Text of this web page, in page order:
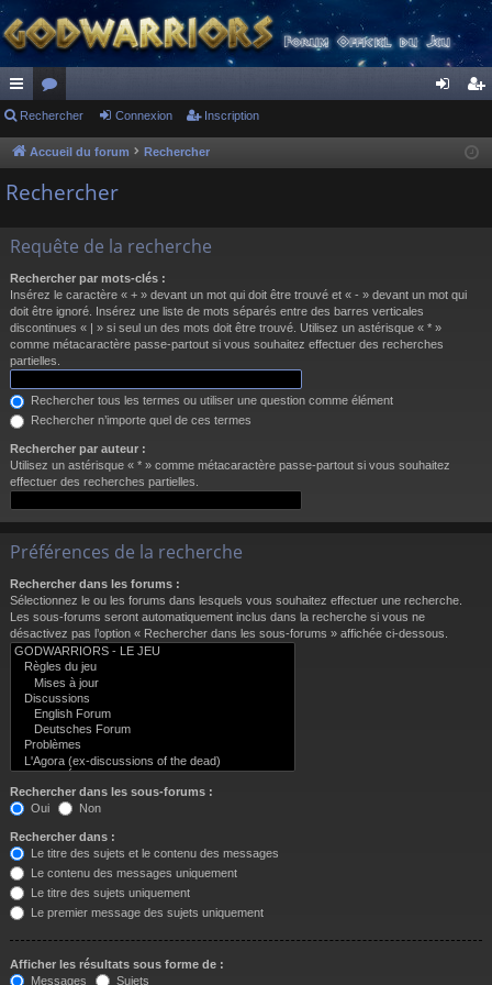
ac
co
ur
s
or
u
m
cri
Rechercher Connexion Inscription
Accueil du forum Rechercher
Rechercher
Requête de la recherche
Rechercher par mots-clés :
Insérez le caractère « + » devant un mot qui doit être trouvé et « - » devant un mot qui
doit être ignoré. Insérez une liste de mots séparés entre des barres verticales
discontinues « | » si seul un des mots doit être trouvé. Utilisez un astérisque « * »
comme métacaractère passe-partout si vous souhaitez effectuer des recherches
partielles.
Rechercher tous les termes ou utiliser une question comme élément
Rechercher n’importe quel de ces termes
Rechercher par auteur :
Utilisez un astérisque « * » comme métacaractère passe-partout si vous souhaitez
effectuer des recherches partielles.
Préférences de la recherche
Rechercher dans les forums :
Sélectionnez le ou les forums dans lesquels vous souhaitez effectuer une recherche.
Les sous-forums seront automatiquement inclus dans la recherche si vous ne
désactivez pas l’option « Rechercher dans les sous-forums » affichée ci-dessous.
Rechercher dans les sous-forums :
Oui
Non
Rechercher dans :
Le titre des sujets et le contenu des messages
Le contenu des messages uniquement
Le titre des sujets uniquement
Le premier message des sujets uniquement
Afficher les résultats sous forme de :
Messages
Sujets